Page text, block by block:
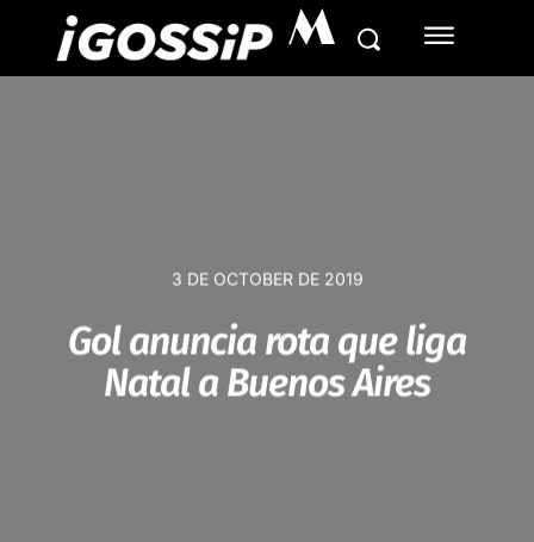
M
3 DE OCTOBER DE 2019
Gol anuncia rota que liga
Natal a Buenos Aires